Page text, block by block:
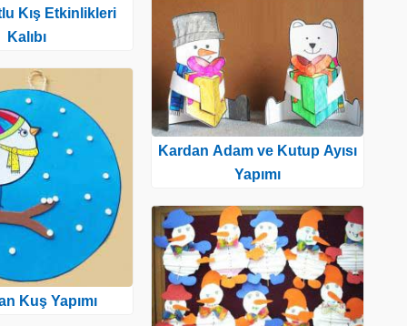
Kış Etkinlikleri
Kalıbı
Kuş Yapımı
Kardan Adam ve Kutup Ayısı
Yapımı